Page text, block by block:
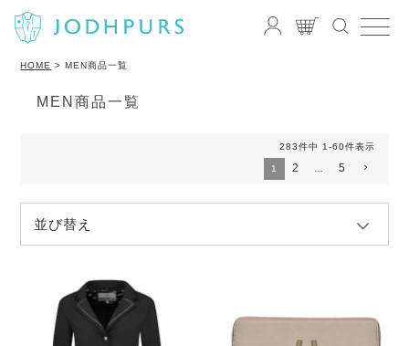
HOME MEN商品一覧
MEN商品一覧
並び替え
283件中 1 -60件表示
1 2 5